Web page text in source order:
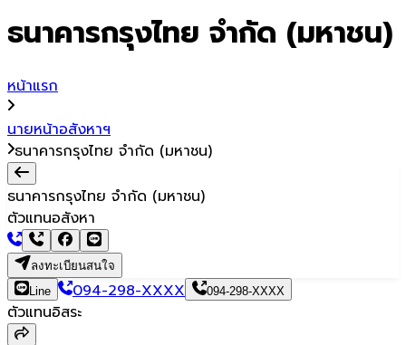
ธนาคารกรุงไทย จำกัด (มหาชน)
หน้าแรก
นายหน้าอสังหาฯ
ธนาคารกรุงไทย จำกัด (มหาชน)
ธนาคารกรุงไทย จำกัด (มหาชน)
ตัวแทนอสังหา
ลงทะเบียนสนใจ
Line
094-298-XXXX 094-298-XXXX
ตัวแทนอิสระ